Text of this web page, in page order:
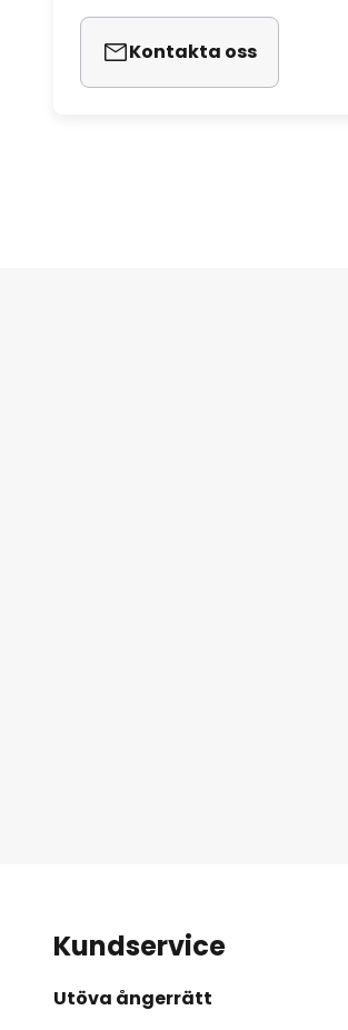
Kontakta oss
Kundservice
Utöva ångerrätt